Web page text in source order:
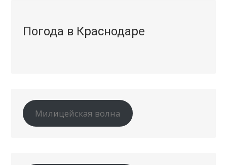
Погода в Краснодаре
Милицейская волна